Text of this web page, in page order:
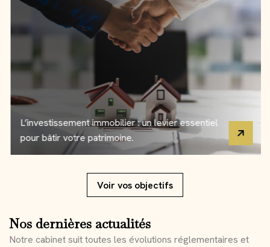
L’investissement immobilier : un levier essentiel
pour bâtir votre patrimoine.
Voir vos objectifs
Nos dernières actualités
Notre cabinet suit toutes les évolutions réglementaires et